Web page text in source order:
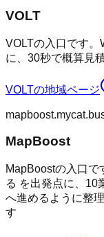
VOLT
VOLTの入口です。
に、30秒で概算見
VOLTの地域ページ
MapBoost
MapBoostの入口で
る を出発点に、10
へ進めるように整
す